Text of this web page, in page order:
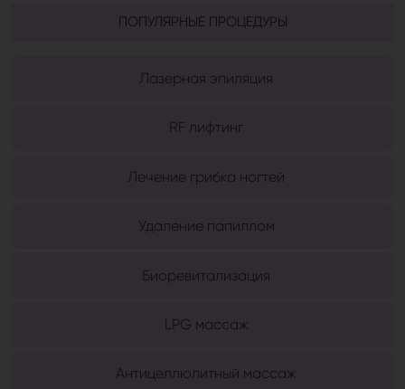
ПОПУЛЯРНЫЕ ПРОЦЕДУРЫ
Лазерная эпиляция
RF лифтинг
Лечение грибка ногтей
Удаление папиллом
Биоревитализация
LPG массаж
Антицеллюлитный массаж